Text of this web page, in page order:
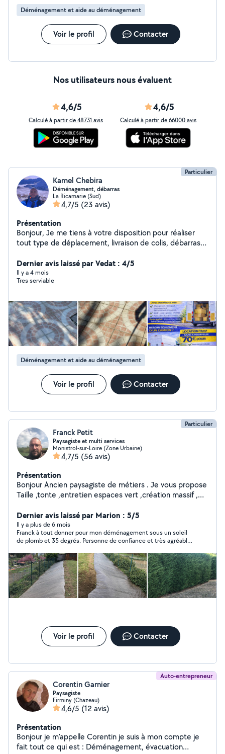
Déménagement et aide au déménagement
Voir le profil Contacter
Nos utilisateurs nous évaluent
4,6/5
Calculé à partir de 48731 avis
4,6/5
Calculé à partir de 66000 avis
Particulier
Kamel Chebira
Déménagement, débarras
La Ricamarie (Sud)
4,7/5 (23 avis)
Présentation
Bonjour, Je me tiens à votre disposition pour réaliser
tout type de déplacement, livraison de colis, débarras
petit bricolage. À bientôt
Dernier avis laissé par Vedat : 4/5
Il y a 4 mois
Tres serviable
Déménagement et aide au déménagement
Voir le profil Contacter
Particulier
Franck Petit
Paysagiste et multi services
Monistrol-sur-Loire (Zone Urbaine)
4,7/5 (56 avis)
Présentation
Bonjour Ancien paysagiste de métiers . Je vous propose
Taille ,tonte ,entretien espaces vert ,création massif ,
également petits travaux d'intérieur ou d'extérieure
.Réponse rapide et sérieuse.
Dernier avis laissé par Marion : 5/5
Il y a plus de 6 mois
Franck à tout donner pour mon déménagement sous un soleil
de plomb et 35 degrés. Personne de confiance et très agréable.
Voir le profil Contacter
Auto-entrepreneur
Corentin Garnier
Paysagiste
Firminy (Chazeau)
4,6/5 (12 avis)
Présentation
Bonjour je m'appelle Corentin je suis à mon compte je
fait tout ce qui est : Déménagement, évacuation